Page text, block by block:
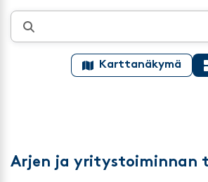
Karttanäkymä
Arjen ja yritystoiminnan